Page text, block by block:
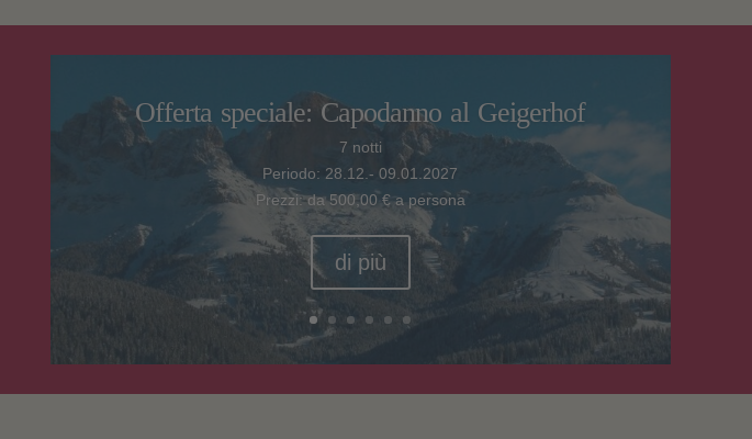
Offerta speciale: Capodanno al Geigerhof
7 notti
Periodo: 28.12.- 09.01.2027
Prezzi: da 500,00 € a persona
di più